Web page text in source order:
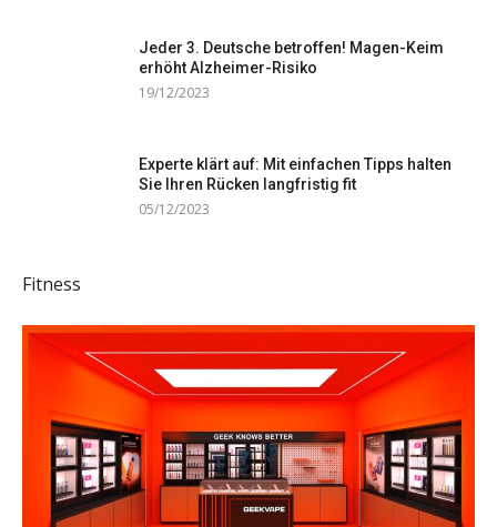
Jeder 3. Deutsche betroffen! Magen-Keim
erhöht Alzheimer-Risiko
19/12/2023
Experte klärt auf: Mit einfachen Tipps halten
Sie Ihren Rücken langfristig fit
05/12/2023
Fitness